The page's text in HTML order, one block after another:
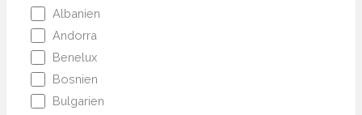
Albanien
Andorra
Benelux
Bosnien
Bulgarien